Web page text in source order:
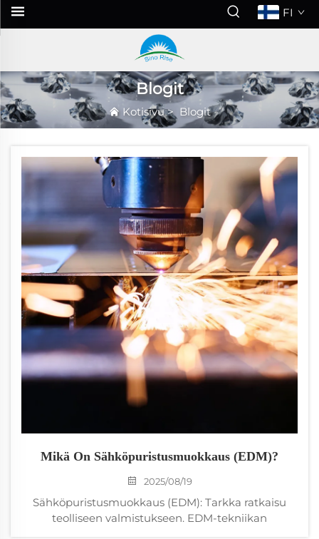
FI
Blogit
Kotisivu> Blogit
Mikä On Sähköpuristusmuokkaus (EDM)?
2025/08/19
Sähköpuristusmuokkaus (EDM): Tarkka ratkaisu
teolliseen valmistukseen. EDM-tekniikan